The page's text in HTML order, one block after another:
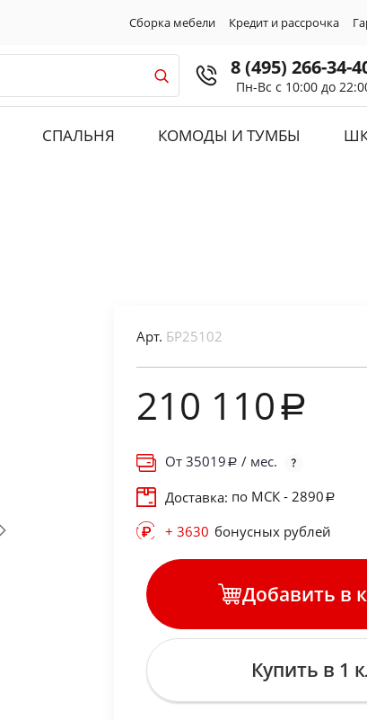
Сборка мебели Кредит и рассрочка
8 (495) 266-34-
Пн-Вс с 10:00 до
СПАЛЬНЯ КОМОДЫ И ТУМБЫ
Арт. БР25102
210 110
От 35019
/ мес.
Доставка: по МСК - 2890
+ 3630 бонусных рублей
Добавить в
Купить в 1